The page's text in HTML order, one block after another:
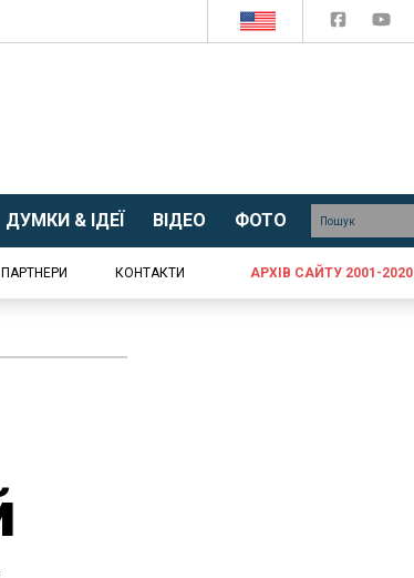
ДУМКИ & ІДЕЇ ВІДЕО ФОТО
КОНТАКТИ АРХІВ САЙТУ 2001-2020